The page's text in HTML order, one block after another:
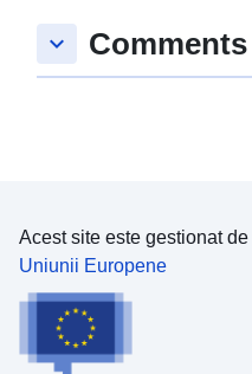
keyboard_arrow_down Comments
Acest site este gestionat de
Uniunii Europene